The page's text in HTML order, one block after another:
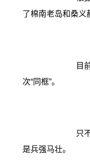
了棉南老岛和桑义
目
次“同框”。
只
是兵强马壮。